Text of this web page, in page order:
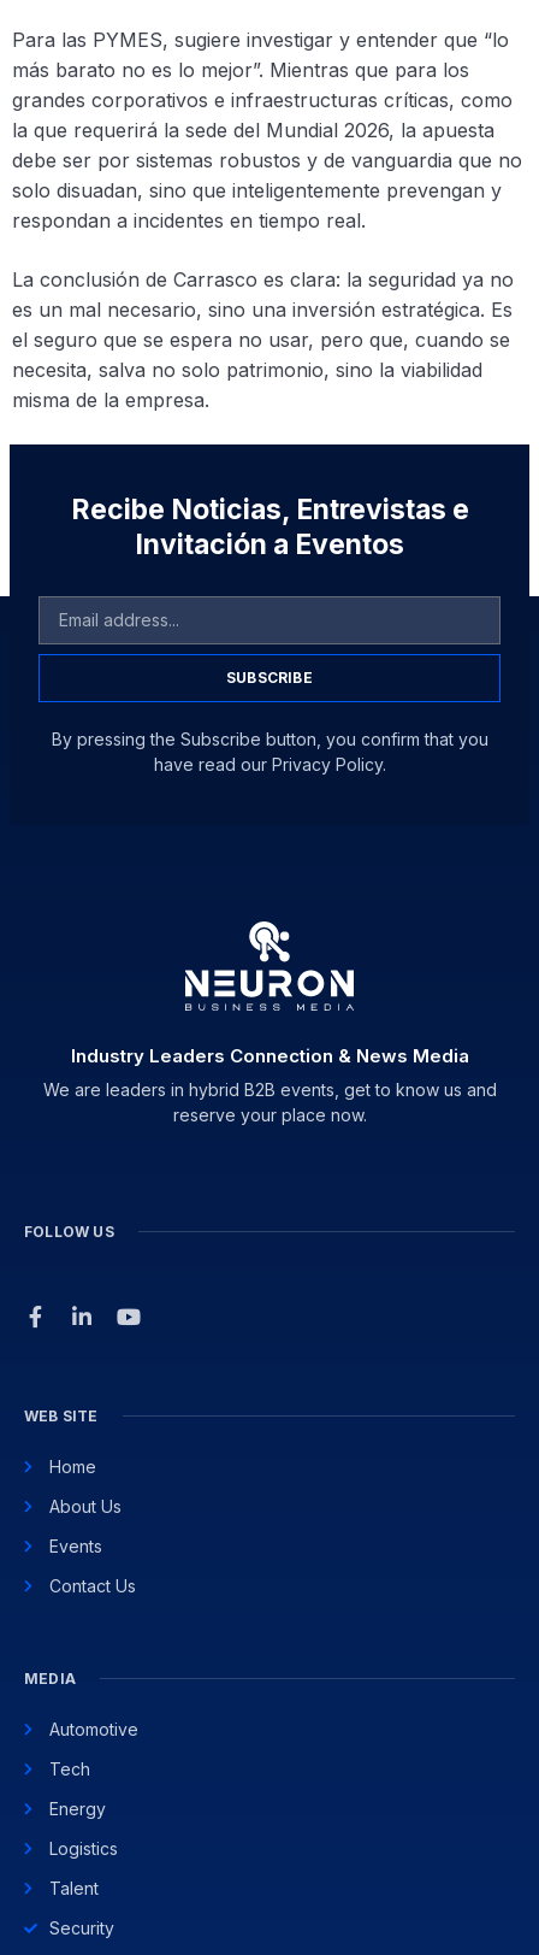
Para las PYMES, sugiere investigar y entender que “lo
más barato no es lo mejor”. Mientras que para los
grandes corporativos e infraestructuras críticas, como
la que requerirá la sede del Mundial 2026, la apuesta
debe ser por sistemas robustos y de vanguardia que no
solo disuadan, sino que inteligentemente prevengan y
respondan a incidentes en tiempo real.
La conclusión de Carrasco es clara: la seguridad ya no
es un mal necesario, sino una inversión estratégica. Es
el seguro que se espera no usar, pero que, cuando se
necesita, salva no solo patrimonio, sino la viabilidad
misma de la empresa.
Recibe Noticias, Entrevistas e
Invitación a Eventos
SUBSCRIBE
By pressing the Subscribe button, you confirm that you
have read our Privacy Policy.
Industry Leaders Connection & News Media
We are leaders in hybrid B2B events, get to know us and
reserve your place now.
FOLLOW US
WEB SITE
Home
About Us
Events
Contact Us
MEDIA
Automotive
Tech
Energy
Logistics
Talent
Security